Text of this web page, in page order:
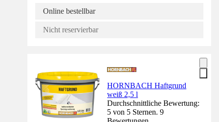
Online bestellbar
Nicht reservierbar
HORNBACH Haftgrund
weiß 2,5 l
Durchschnittliche Bewertung:
5 von 5 Sternen. 9